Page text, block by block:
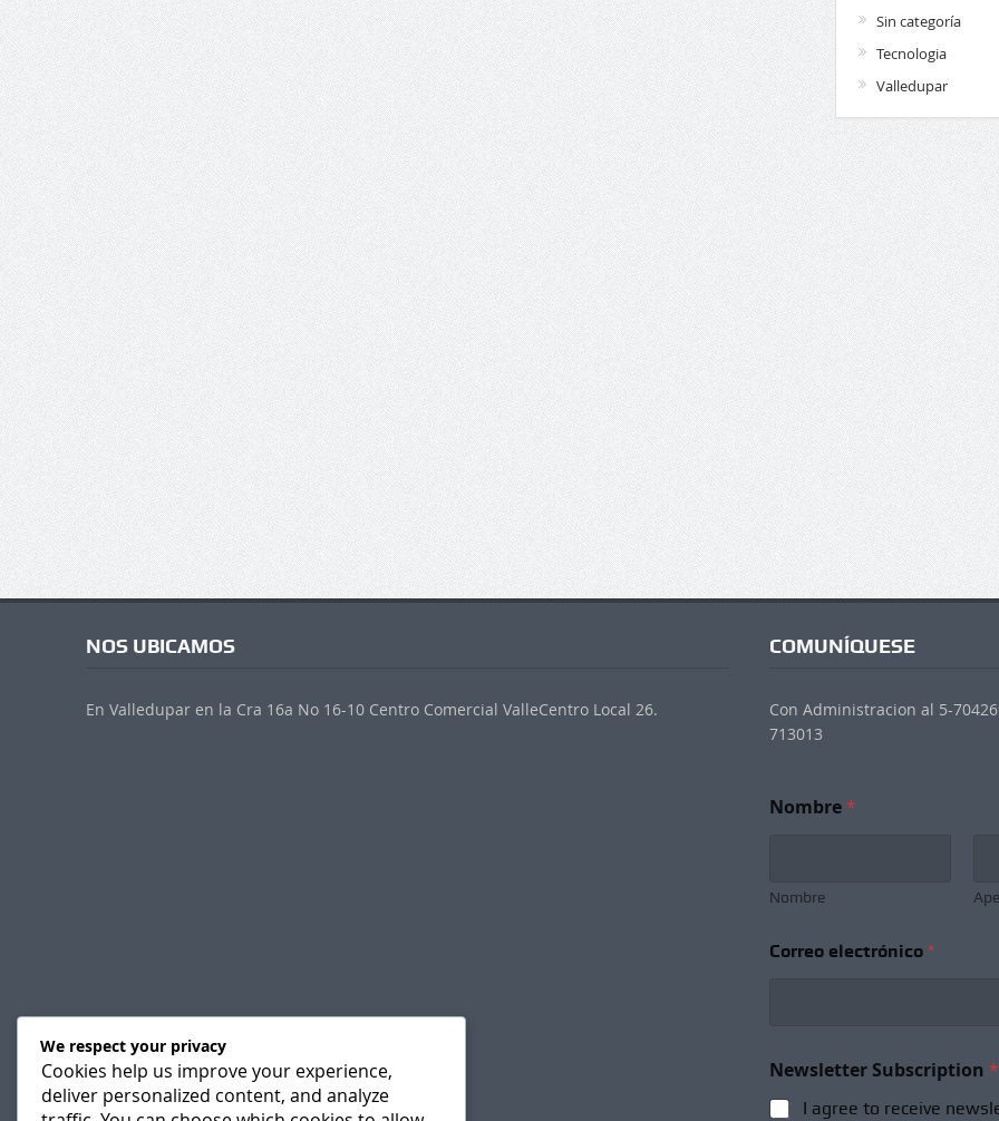
Sin categoría
Tecnologia
Valledupar
NOS UBICAMOS
En Valledupar en la Cra 16a No 16-10 Centro Comercial ValleCentro Local 26.
COMUNÍQUESE
Con Administracion al 5-
713013
Nombre*
Nombre
Correo electrónico *
u
b
Newsletter Subscription *
I agree to receive
We respect your privacy
Cookies help us improve your experience,
deliver personalized content, and analyze